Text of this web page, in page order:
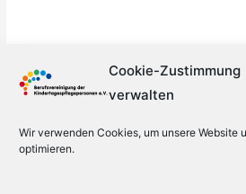
Cookie-Zustimmung
verwalten
Wir verwenden Cookies, um unsere Website
optimieren.